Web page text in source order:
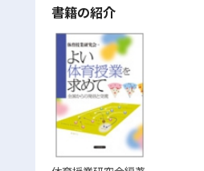
書籍の紹介